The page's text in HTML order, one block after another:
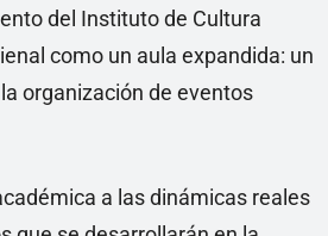
del Instituto de Cultura
como un aula expandida: un
organización de eventos
a las dinámicas reales